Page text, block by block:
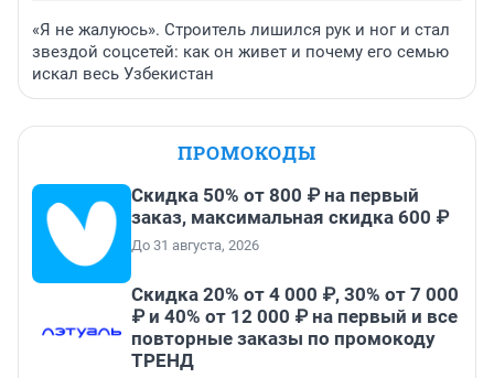
«Я не жалуюсь». Строитель лишился рук и ног и стал
звездой соцсетей: как он живет и почему его семью
искал весь Узбекистан
ПРОМОКОДЫ
Скидка 50% от 800 ₽ на первый
заказ, максимальная скидка 600 ₽
До 31 августа, 2026
Скидка 20% от 4 000 ₽, 30% от 7 000
₽ и 40% от 12 000 ₽ на первый и все
повторные заказы по промокоду
ТРЕНД